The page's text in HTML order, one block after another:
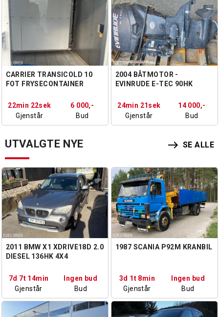
CARRIER TRANSICOLD 10
FOT FRYSECONTAINER
22min 20sek
Gjenstår
6 000,-
Bud
2004 BÅTMOTOR -
EVINRUDE E-TEC 90HK
24min 21sek
Gjenstår
14 000,-
Bud
UTVALGTE NYE east SE ALLE
2011 BMW X1 XDRIVE18D 2.0
DIESEL 136HK 4X4
HENGERFESTE
7d 7t 14min
Gjenstår
Ingen bud
Bud
1987 SCANIA P92M KRANBIL
3d 1t 8min
Gjenstår
Ingen bud
Bud